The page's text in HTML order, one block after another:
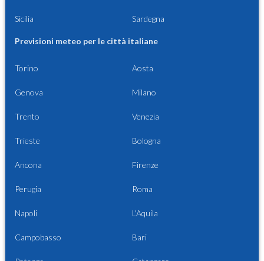
Sicilia Sardegna
Previsioni meteo per le città italiane
Torino Aosta
Genova Milano
Trento Venezia
Trieste Bologna
Ancona Firenze
Perugia Roma
Napoli L'Aquila
Campobasso Bari